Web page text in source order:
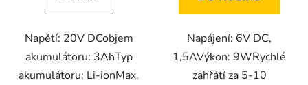
Napětí: 20V DCobjem
akumulátoru: 3AhTyp
akumulátoru: Li-ionMax.
Napájení: 6V DC,
1,5AVýkon: 9WRychlé
zahřátí za 5-10